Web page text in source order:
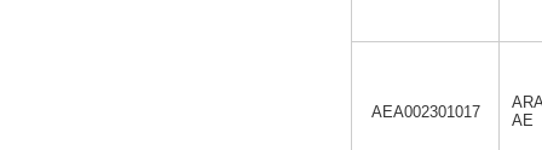
AEA002301017
AE